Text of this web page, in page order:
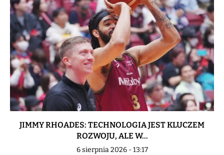
JIMMY RHOADES: TECHNOLOGIA JEST KLUCZEM
ROZWOJU, ALE W...
6 sierpnia 2026 - 13:17